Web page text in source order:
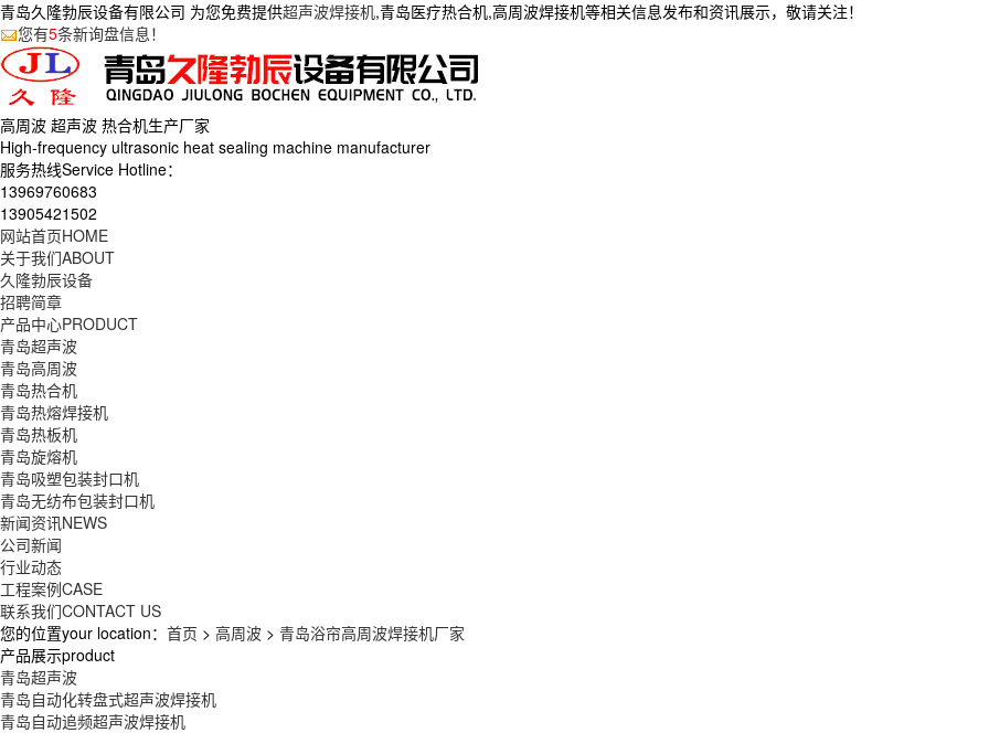
青岛久隆勃辰设备有限公司 为您免费提供超声波焊接机,青岛医疗热合机,高周波焊接机等相关信息发布和资讯展示，敬请关注！
您有5条新询盘信息！
高周波 超声波 热合机生产厂家
High-frequency ultrasonic heat sealing machine manufacturer
服务热线Service Hotline：
13969760683
13905421502
网站首页HOME
关于我们ABOUT
久隆勃辰设备
招聘简章
产品中心PRODUCT
青岛超声波
青岛高周波
青岛热合机
青岛热熔焊接机
青岛热板机
青岛旋熔机
青岛吸塑包装封口机
青岛无纺布包装封口机
新闻资讯NEWS
公司新闻
行业动态
工程案例CASE
联系我们CONTACT US
您的位置your location： 首页 > 高周波 > 青岛浴帘高周波焊接机厂家
产品展示product
青岛超声波
青岛自动化转盘式超声波焊接机
青岛自动追频超声波焊接机